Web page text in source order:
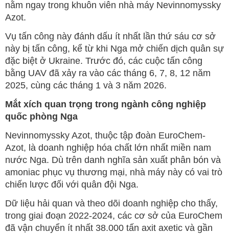
nằm ngay trong khuôn viên nhà máy Nevinnomyssky
Azot.
Vụ tấn công này đánh dấu ít nhất lần thứ sáu cơ sở
này bị tấn công, kể từ khi Nga mở chiến dịch quân sự
đặc biệt ở Ukraine. Trước đó, các cuộc tấn công
bằng UAV đã xảy ra vào các tháng 6, 7, 8, 12 năm
2025, cùng các tháng 1 và 3 năm 2026.
Mắt xích quan trọng trong ngành công nghiệp
quốc phòng Nga
Nevinnomyssky Azot, thuộc tập đoàn EuroChem-
Azot, là doanh nghiệp hóa chất lớn nhất miền nam
nước Nga. Dù trên danh nghĩa sản xuất phân bón và
amoniac phục vụ thương mại, nhà máy này có vai trò
chiến lược đối với quân đội Nga.
Dữ liệu hải quan và theo dõi doanh nghiệp cho thấy,
trong giai đoạn 2022-2024, các cơ sở của EuroChem
đã vận chuyển ít nhất 38.000 tấn axit axetic và gần